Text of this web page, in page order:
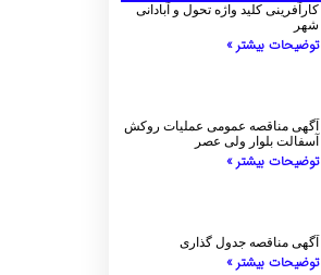
کارآفرینی کلید واژه تحول و آبادانی
شهر
توضیحات بیشتر »
آگهی مناقصه عمومی عملیات روکش
آسفالت بلوار ولی عصر
توضیحات بیشتر »
آگهی مناقصه جدول گذاری
توضیحات بیشتر »